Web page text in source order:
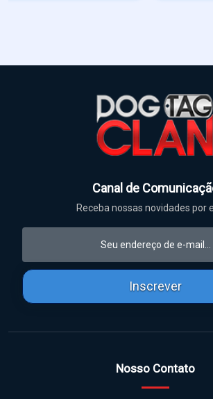
Canal de
Receba nossas novidades por
Inscrever
Nosso Contato